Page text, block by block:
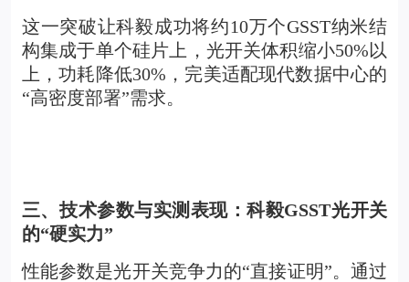
这一突破让科毅成功将约10万个GSST纳米结
构集成于单个硅片上，光开关体积缩小50%以
上，功耗降低30%，完美适配现代数据中心的
“高密度部署”需求。
三、技术参数与实测表现：科毅GSST光开关
的“硬实力”
性能参数是光开关竞争力的“直接证明”。通过